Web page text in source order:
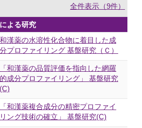
全件表示（9件）
よる研究
和漢薬の水溶性化合物に着目した成
分プロファイリング 基盤研究（Ｃ）
「和漢薬の品質評価を指向した網羅
的成分プロファイリング」 基盤研究
(C)
「和漢薬複合成分の精密プロファイ
リング技術の確立」 基盤研究(C)